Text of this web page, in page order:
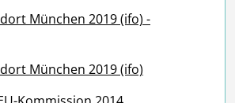
München 2019 (ifo) -
München 2019 (ifo)